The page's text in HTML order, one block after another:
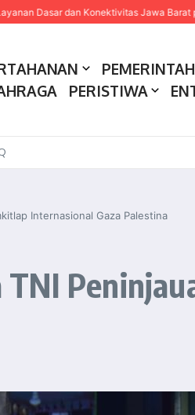
Konektivitas Jawa Barat pada 2027
PERISTIWA
Internasional Gaza Palestina